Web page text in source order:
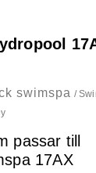
swimspa /
passar till
17AX